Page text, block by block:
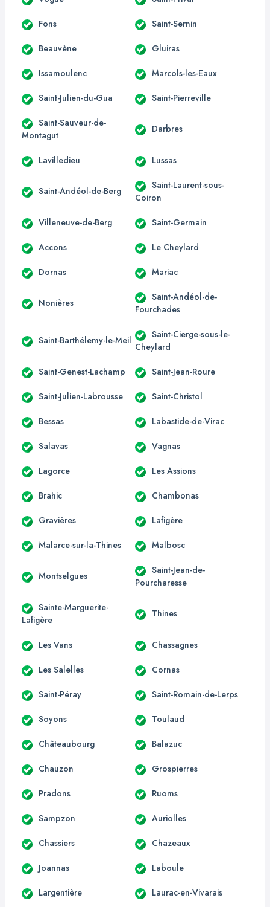
Fons Saint-Sernin
Beauvène Gluiras
Issamoulenc Marcols-les-Eaux
Saint-Julien-du-Gua Saint-Pierreville
Saint-Sauveur-de-
Montagut
Darbres
Lavilledieu Lussas
Saint-Andéol-de-Berg
Saint-Laurent-sous-
Coiron
Villeneuve-de-Berg Saint-Germain
Accons Le Cheylard
Dornas Mariac
Nonières
Saint-Andéol-de-
Fourchades
Saint-Barthélemy-le-Meil
Saint-Cierge-sous-le-
Cheylard
Saint-Genest-Lachamp Saint-Jean-Roure
Saint-Julien-Labrousse Saint-Christol
Bessas Labastide-de-Virac
Salavas Vagnas
Lagorce Les Assions
Brahic Chambonas
Gravières Lafigère
Malarce-sur-la-Thines Malbosc
Montselgues
Saint-Jean-de-
Pourcharesse
Sainte-Marguerite-
Lafigère
Thines
Les Vans Chassagnes
Les Salelles Cornas
Saint-Péray Saint-Romain-de-Lerps
Soyons Toulaud
Châteaubourg Balazuc
Chauzon Grospierres
Pradons Ruoms
Sampzon Auriolles
Chassiers Chazeaux
Joannas Laboule
Largentière Laurac-en-Vivarais